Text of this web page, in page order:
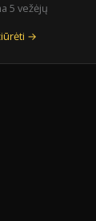
5 vežėjų
→